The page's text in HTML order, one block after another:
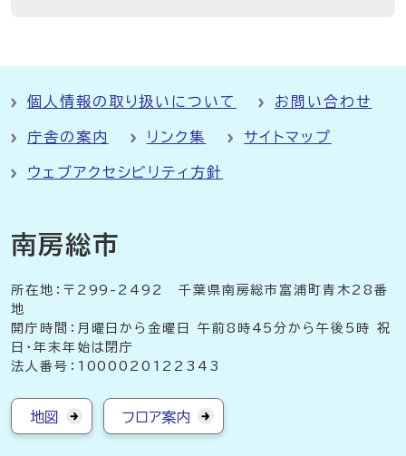
個人情報の取り扱いについて お問い合わせ
庁舎の案内 リンク集 サイトマップ
ウェブアクセシビリティ方針
南房総市
所在地：〒299-2492 千葉県南房総市富浦町青木28番
地
開庁時間：月曜日から金曜日 午前8時45分から午後5時 祝
日・年末年始は閉庁
法人番号：1000020122343
地図 フロア案内